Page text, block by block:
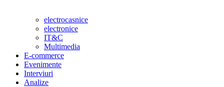
electrocasnice
electronice
IT&C
Multimedia
E-commerce
Evenimente
Interviuri
Analize